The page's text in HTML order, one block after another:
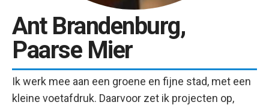
Ant Brandenburg,
Paarse Mier
Ik werk mee aan een groene en fijne stad, met een
kleine voetafdruk. Daarvoor zet ik projecten op,